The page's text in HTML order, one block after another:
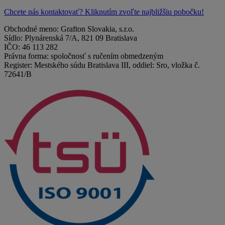
Chcete nás kontaktovať? Kliknutím zvoľte najbližšiu pobočku!
Obchodné meno: Grafton Slovakia, s.r.o.
Sídlo: Plynárenská 7/A, 821 09 Bratislava
IČO: 46 113 282
Právna forma: spoločnosť s ručením obmedzeným
Register: Mestského súdu Bratislava III, oddiel: Sro, vložka č.
72641/B